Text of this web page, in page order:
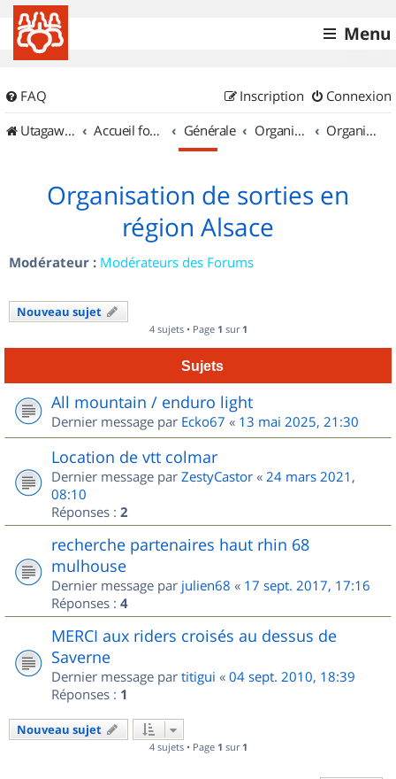
Menu
FAQ Connexion
Inscription
UtagawaVTT (Randos VTT et VTTAE avec traces GPS)
Accueil forum Générale Organisation de sorties & Recherche de partenaires Organisation de sorties en région Alsace
Organisation de sorties en
région Alsace
Modérateur : Modérateurs des Forums
Nouveau sujet
4 sujets • Page 1 sur 1
Sujets
All mountain / enduro light
Dernier message par Ecko67 « 13 mai 2025, 21:30
Location de vtt colmar
Dernier message par ZestyCastor « 24 mars 2021,
08:10
Réponses : 2
recherche partenaires haut rhin 68
mulhouse
Dernier message par julien68 « 17 sept. 2017, 17:16
Réponses : 4
MERCI aux riders croisés au dessus de
Saverne
Dernier message par titigui « 04 sept. 2010, 18:39
Réponses : 1
Nouveau sujet
4 sujets • Page 1 sur 1